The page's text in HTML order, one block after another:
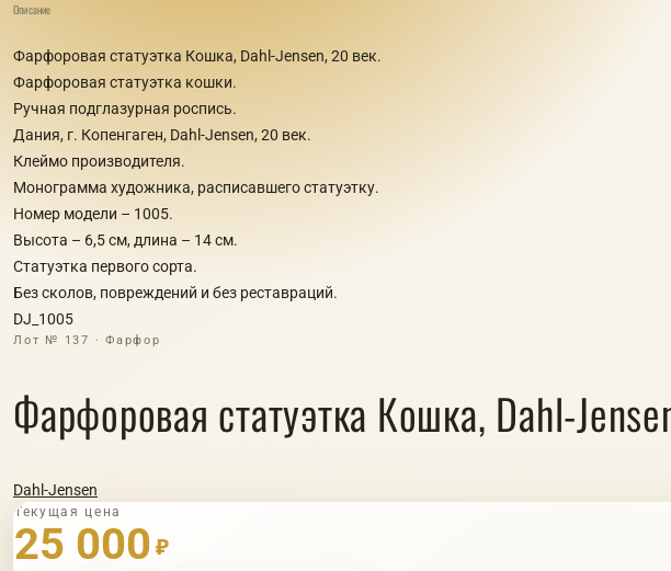
Описание
Фарфоровая статуэтка Кошка, Dahl-Jensen, 20 век.
Фарфоровая статуэтка кошки.
Ручная подглазурная роспись.
Дания, г. Копенгаген, Dahl-Jensen, 20 век.
Клеймо производителя.
Монограмма художника, расписавшего статуэтку.
Номер модели – 1005.
Высота – 6,5 см, длина – 14 см.
Статуэтка первого сорта.
Без сколов, повреждений и без реставраций.
DJ_1005
Лот № 137 · Фарфор
Фарфоровая статуэтка Кошка, Dahl-
Dahl-Jensen
Текущая цена
25 000 ₽